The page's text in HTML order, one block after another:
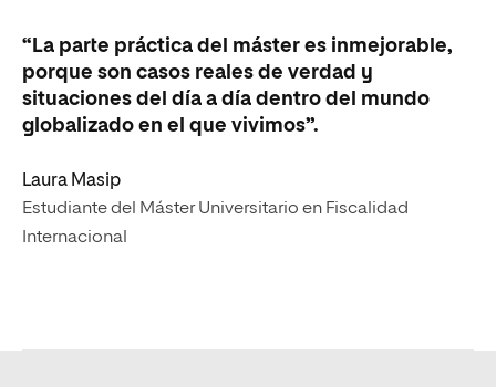
“La parte práctica del máster es inmejorable,
porque son casos reales de verdad y
situaciones del día a día dentro del mundo
globalizado en el que vivimos”.
Laura Masip
Estudiante del Máster Universitario en Fiscalidad
Internacional